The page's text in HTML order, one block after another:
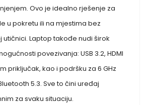
Ovo je idealno rješenje za
u pokretu ili na mjestima bez
Laptop takođe nudi širok
povezivanja: USB 3.2, HDMI
priključak, kao i podršku za 6 GHz
5.3. Sve to čini uređaj
za svaku situaciju.